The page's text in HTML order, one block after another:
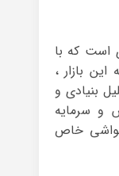
است که با
بازار ،
بنیادی و
و سرمایه
خاص